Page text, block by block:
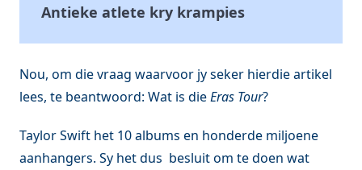
Antieke atlete kry krampies
Nou, om die vraag waarvoor jy seker hierdie artikel
lees, te beantwoord: Wat is dieEras Tour?
Taylor Swift het 10 albums en honderde miljoene
aanhangers. Sy het dus besluit om te doen wat